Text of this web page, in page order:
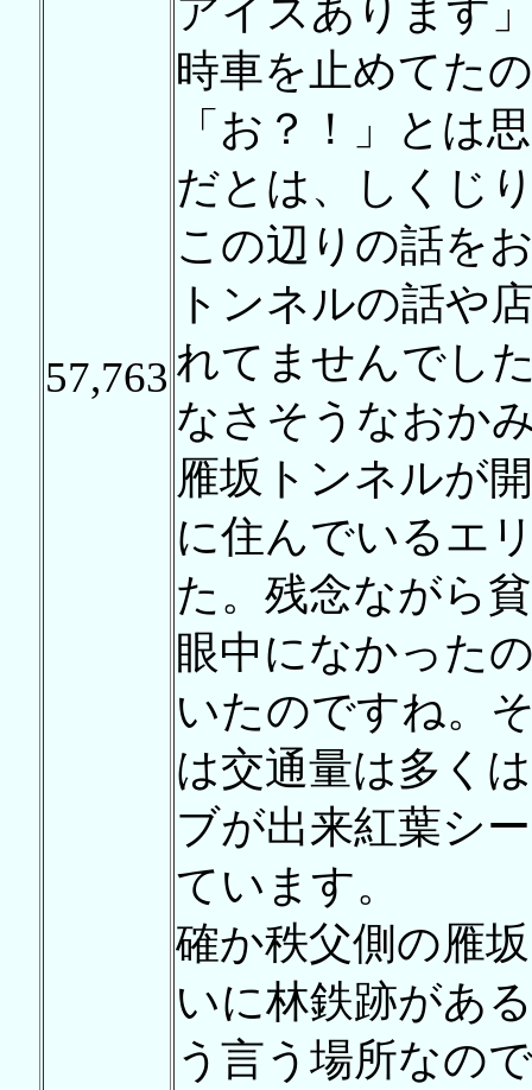
57,763
アイスあります
時車を止めてた
「お？！」とは
だとは、しくじ
この辺りの話を
トンネルの話や
れてませんでし
なさそうなおか
雁坂トンネルが
に住んでいるエ
た。残念ながら
眼中になかった
いたのですね。
は交通量は多く
ブが出来紅葉シ
ています。
確か秩父側の雁
いに林鉄跡があ
う言う場所なの